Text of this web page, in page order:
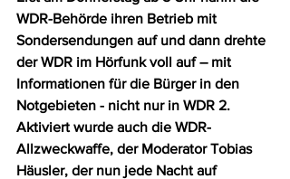
WDR-Behörde ihren Betrieb mit
Sondersendungen auf und dann drehte
der WDR im Hörfunk voll auf – mit
Informationen für die Bürger in den
Notgebieten - nicht nur in WDR 2.
Aktiviert wurde auch die WDR-
Allzweckwaffe, der Moderator Tobias
Häusler, der nun jede Nacht auf